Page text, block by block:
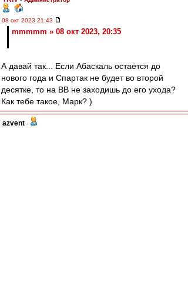
08 окт 2023 21:43
mmmmm » 08 окт 2023, 20:35
А давай так... Если Абаскаль остаётся до
нового года и Спартак не будет во второй
десятке, то на ВВ не заходишь до его ухода?
Как тебе такое, Марк? )
azvent -